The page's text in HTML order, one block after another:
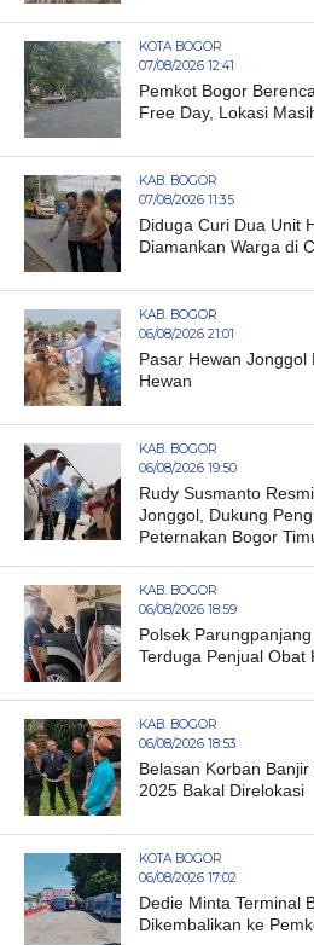
KOTA BOGOR
07/08/2026 12:41
Pemkot Bogor
Free Day, Lokasi
KAB. BOGOR
07/08/2026 11:35
Diduga Curi Dua Unit
Diamankan Warga di
KAB. BOGOR
06/08/2026 21:01
Pasar Hewan Jonggol
Hewan
KAB. BOGOR
06/08/2026 19:50
Rudy Susmanto
Jonggol, Dukung
Peternakan Bogor
KAB. BOGOR
06/08/2026 18:59
Polsek
Terduga Penjual Obat
KAB. BOGOR
06/08/2026 18:53
Belasan Korban
2025 Bakal Direlokasi
KOTA BOGOR
06/08/2026 17:02
Dedie Minta Terminal
Dikembalikan ke